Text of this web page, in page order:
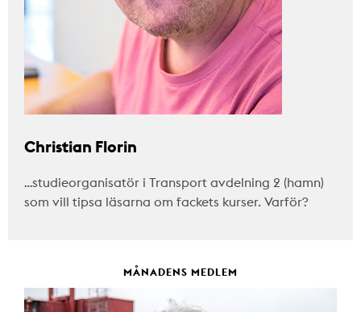
Christian Florin
…studieorganisatör i Transport avdelning 2 (hamn)
som vill tipsa läsarna om fackets kurser. Varför?
MÅNADENS MEDLEM